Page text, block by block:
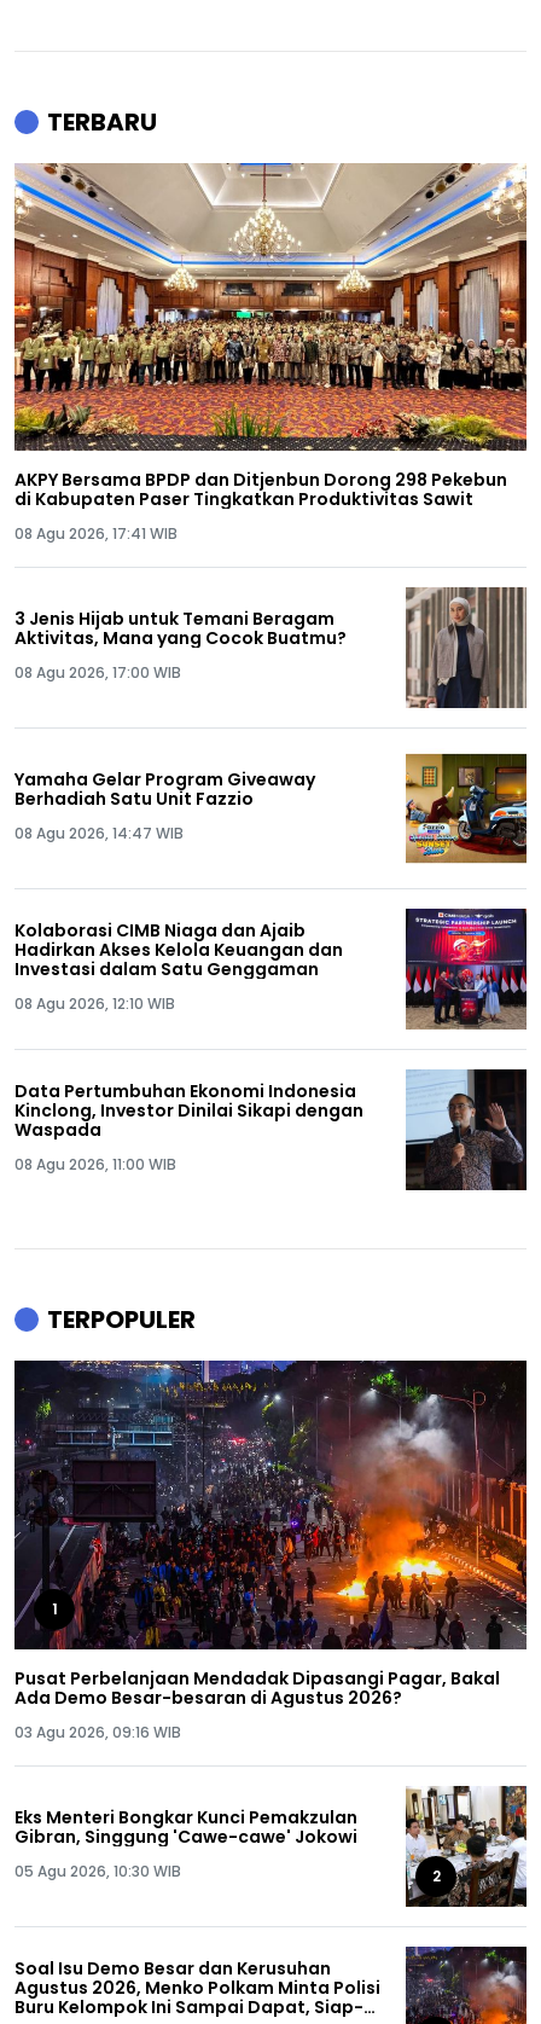
TERBARU
AKPY Bersama BPDP dan Ditjenbun Dorong 298 Pekebun
di Kabupaten Paser Tingkatkan Produktivitas Sawit
08 Agu 2026, 17:41 WIB
3 Jenis Hijab untuk Temani Beragam
Aktivitas, Mana yang Cocok Buatmu?
08 Agu 2026, 17:00 WIB
Yamaha Gelar Program Giveaway
Berhadiah Satu Unit Fazzio
08 Agu 2026, 14:47 WIB
Kolaborasi CIMB Niaga dan Ajaib
Hadirkan Akses Kelola Keuangan dan
Investasi dalam Satu Genggaman
08 Agu 2026, 12:10 WIB
Data Pertumbuhan Ekonomi Indonesia
Kinclong, Investor Dinilai Sikapi dengan
Waspada
08 Agu 2026, 11:00 WIB
TERPOPULER
1
Pusat Perbelanjaan Mendadak Dipasangi Pagar, Bakal
Ada Demo Besar-besaran di Agustus 2026?
03 Agu 2026, 09:16 WIB
Eks Menteri Bongkar Kunci Pemakzulan
Gibran, Singgung 'Cawe-cawe' Jokowi
05 Agu 2026, 10:30 WIB 2
Soal Isu Demo Besar dan Kerusuhan
Agustus 2026, Menko Polkam Minta Polisi
Buru Kelompok Ini Sampai Dapat, Siap-